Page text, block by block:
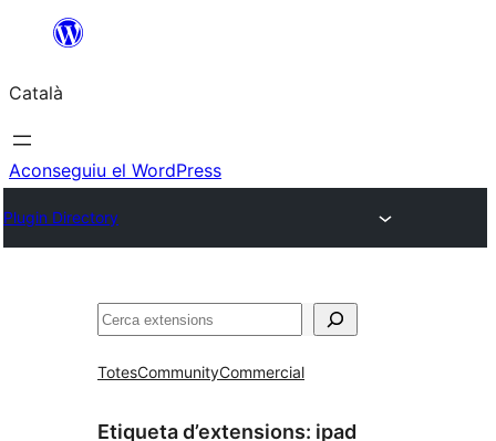
contingut
Català
Aconseguiu el WordPress
Plugin Directory
Cerca
TotesCommunityCommercial
Etiqueta d’extensions: ipad